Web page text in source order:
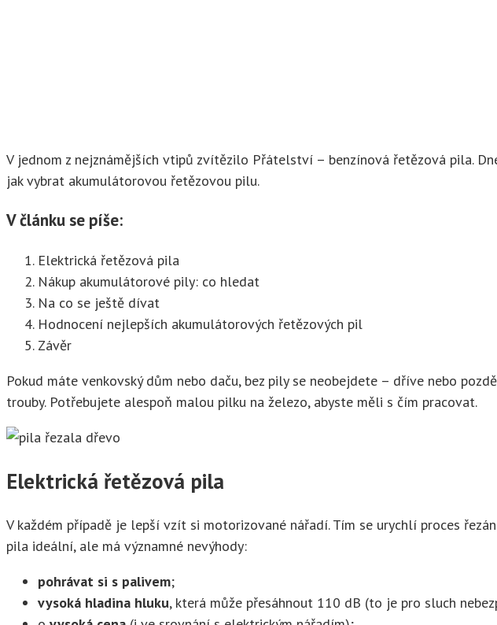
V jednom z nejznámějších vtipů zvítězilo Přátelství – benzínová řetězová pila.
jak vybrat akumulátorovou řetězovou pilu.
V článku se píše:
Elektrická řetězová pila
Nákup akumulátorové pily: co hledat
Na co se ještě dívat
Hodnocení nejlepších akumulátorových řetězových pil
Závěr
Pokud máte venkovský dům nebo daču, bez pily se neobejdete – dříve nebo
trouby. Potřebujete alespoň malou pilku na železo, abyste měli s čím pracovat.
Elektrická řetězová pila
V každém případě je lepší vzít si motorizované nářadí. Tím se urychlí proces
pila ideální, ale má významné nevýhody:
pohrávat si s palivem;
vysoká hladina hluku, která může přesáhnout 110 dB (to je pro sluch